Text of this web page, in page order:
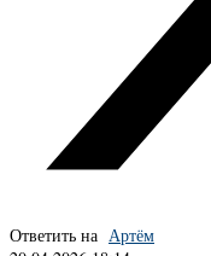
Ответить на Артём